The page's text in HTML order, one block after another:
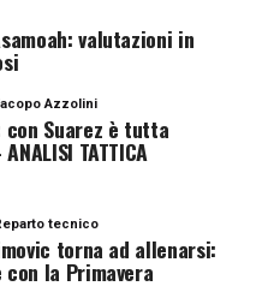
valutazioni in
Azzolini
Suarez è tutta
TATTICA
tecnico
torna ad allenarsi:
la Primavera